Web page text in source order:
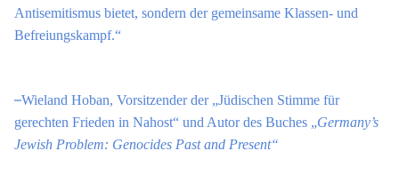
Antisemitismus bietet, sondern der gemeinsame Klassen- und
Befreiungskampf.“
–Wieland Hoban, Vorsitzender der „Jüdischen Stimme für
gerechten Frieden in Nahost“ und Autor des Buches „Germany’s
Jewish Problem: Genocides Past and Present“